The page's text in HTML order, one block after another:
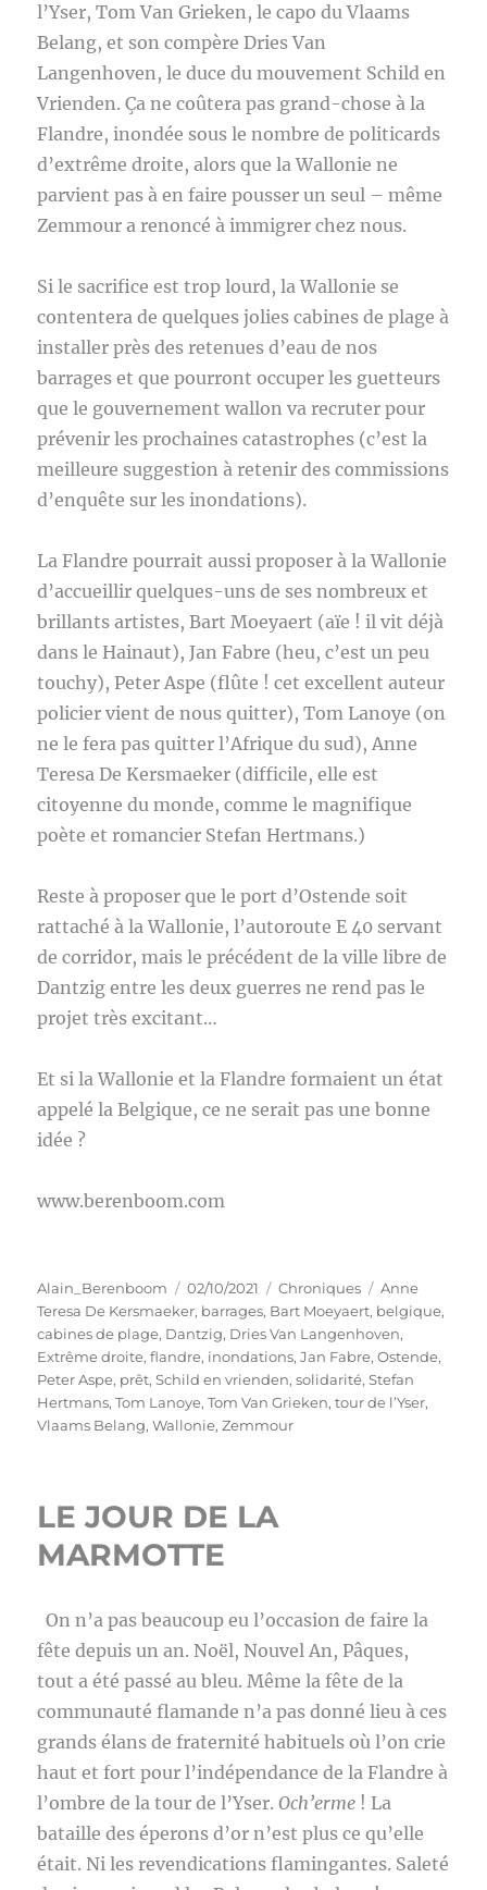
l’Yser, Tom Van Grieken, le capo du Vlaams
Belang, et son compère Dries Van
Langenhoven, le duce du mouvement Schild en
Vrienden. Ça ne coûtera pas grand-chose à la
Flandre, inondée sous le nombre de politicards
d’extrême droite, alors que la Wallonie ne
parvient pas à en faire pousser un seul – même
Zemmour a renoncé à immigrer chez nous.
Si le sacrifice est trop lourd, la Wallonie se
contentera de quelques jolies cabines de plage à
installer près des retenues d’eau de nos
barrages et que pourront occuper les guetteurs
que le gouvernement wallon va recruter pour
prévenir les prochaines catastrophes (c’est la
meilleure suggestion à retenir des commissions
d’enquête sur les inondations).
La Flandre pourrait aussi proposer à la Wallonie
d’accueillir quelques-uns de ses nombreux et
brillants artistes, Bart Moeyaert (aïe ! il vit déjà
dans le Hainaut), Jan Fabre (heu, c’est un peu
touchy), Peter Aspe (flûte ! cet excellent auteur
policier vient de nous quitter), Tom Lanoye (on
ne le fera pas quitter l’Afrique du sud), Anne
Teresa De Kersmaeker (difficile, elle est
citoyenne du monde, comme le magnifique
poète et romancier Stefan Hertmans.)
Reste à proposer que le port d’Ostende soit
rattaché à la Wallonie, l’autoroute E 40 servant
de corridor, mais le précédent de la ville libre de
Dantzig entre les deux guerres ne rend pas le
projet très excitant…
Et si la Wallonie et la Flandre formaient un état
appelé la Belgique, ce ne serait pas une bonne
idée ?
www.berenboom.com
Auteur
Alain_Berenboom
Publié
le
02/10/2021 Catégories
Chroniques Étiquettes
Anne
Teresa De Kersmaeker, barrages, Bart Moeyaert, belgique,
cabines de plage, Dantzig, Dries Van Langenhoven,
Extrême droite,flandre, inondations,Jan Fabre,Ostende,
Peter Aspe, prêt,Schild en vrienden,solidarité,Stefan
Hertmans,Tom Lanoye,Tom Van Grieken,tour de l’Yser,
Vlaams Belang,Wallonie,Zemmour
LE JOUR DE LA
MARMOTTE
On n’a pas beaucoup eu l’occasion de faire la
fête depuis un an. Noël, Nouvel An, Pâques,
tout a été passé au bleu. Même la fête de la
communauté flamande n’a pas donné lieu à ces
grands élans de fraternité habituels où l’on crie
haut et fort pour l’indépendance de la Flandre à
l’ombre de la tour de l’Yser.Och’erme ! La
bataille des éperons d’or n’est plus ce qu’elle
était. Ni les revendications flamingantes. Saleté